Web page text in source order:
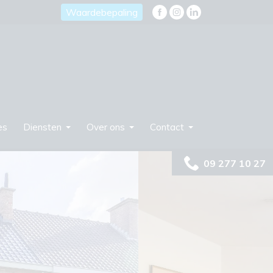
Waardebepaling
Diensten Over ons Contact
09 277 10 27